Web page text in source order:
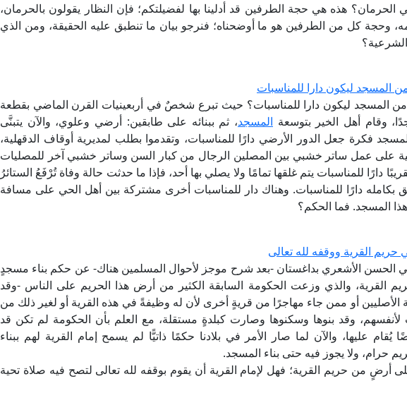
هذه هي حجة الطرفين قد أدلينا بها لفضيلتكم؛ فإن النظار يقولون بالحرمان،
وحجة كل من الطرفين هو ما أوضحناه؛ فنرجو بيان ما تنطبق عليه الحقيقة، ومن الذي
المسجد ليكون دارا للمناسبات
المسجد ليكون دارا للمناسبات؟ حيث تبرع شخصٌ في أربعينيات القرن الماضي بقطعة
وقام أهل الخير بتوسعة المسجد، ثم ببنائه على طابقين: أرضي وعلوي، والآن يتبنَّى
فكرة جعل الدور الأرضي دارًا للمناسبات، وتقدموا بطلب لمديرية أوقاف الدقهلية،
على عمل ساتر خشبي بين المصلين الرجال من كبار السن وساتر خشبي آخر للمصليات
دارًا للمناسبات يتم غلقها تمامًا ولا يصلي بها أحد، فإذا ما حدثت حالة وفاة تُرْفَعُ الستائرُ
بكامله دارًا للمناسبات. وهناك دار للمناسبات أخرى مشتركة بين أهل الحي على مسافة
هذا المسجد. فما الحكم؟
القرية ووقفه لله تعالى
الحسن الأشعري بداغستان -بعد شرح موجز لأحوال المسلمين هناك- عن حكم بناء مسجدٍ
والذي وزعت الحكومة السابقة الكثير من أرض هذا الحريم على الناس -وقد
الأصليين أو ممن جاء مهاجرًا من قريةٍ أخرى لأن له وظيفةً في هذه القرية أو لغير ذلك من
لأنفسهم، وقد بنوها وسكنوها وصارت كبلدةٍ مستقلة، مع العلم بأن الحكومة لم تكن قد
عليها، والآن لما صار الأمر في بلادنا حكمًا ذاتيًّا لم يسمح إمام القرية لهم ببناء
حرام، ولا يجوز فيه حتى بناء المسجد.
أرضٍ من حريم القرية؛ فهل لإمام القرية أن يقوم بوقفه لله تعالى لتصح فيه صلاة تحية